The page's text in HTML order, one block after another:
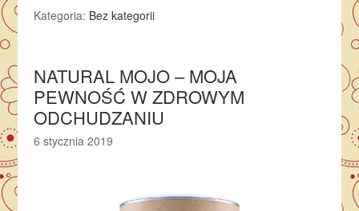
Kategoria: Bez kategorii
NATURAL MOJO – MOJA
PEWNOŚĆ W ZDROWYM
ODCHUDZANIU
6 stycznia 2019